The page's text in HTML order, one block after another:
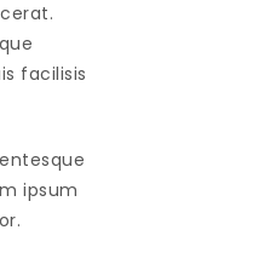
facilisis
ipsum